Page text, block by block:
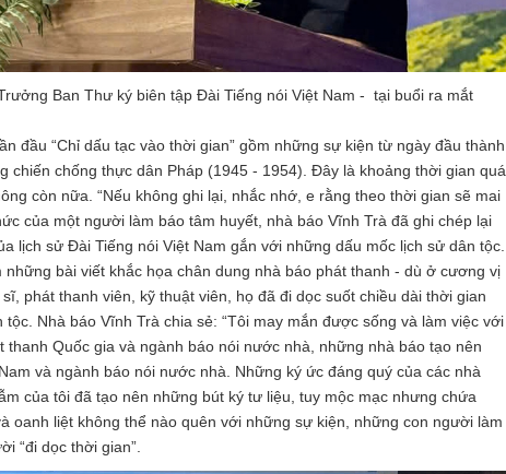
Ban Thư ký biên tập Đài Tiếng nói Việt Nam - tại buổi ra mắt
đầu “Chỉ dấu tạc vào thời gian” gồm những sự kiện từ ngày đầu thành
chiến chống thực dân Pháp (1945 - 1954). Đây là khoảng thời gian quá
còn nữa. “Nếu không ghi lại, nhắc nhớ, e rằng theo thời gian sẽ mai
của một người làm báo tâm huyết, nhà báo Vĩnh Trà đã ghi chép lại
lịch sử Đài Tiếng nói Việt Nam gắn với những dấu mốc lịch sử dân tộc.
những bài viết khắc họa chân dung nhà báo phát thanh - dù ở cương vị
phát thanh viên, kỹ thuật viên, họ đã đi dọc suốt chiều dài thời gian
Nhà báo Vĩnh Trà chia sẻ: “Tôi may mắn được sống và làm việc với
Quốc gia và ngành báo nói nước nhà, những nhà báo tạo nên
và ngành báo nói nước nhà. Những ký ức đáng quý của các nhà
của tôi đã tạo nên những bút ký tư liệu, tuy mộc mạc nhưng chứa
oanh liệt không thể nào quên với những sự kiện, những con người làm
“đi dọc thời gian”.